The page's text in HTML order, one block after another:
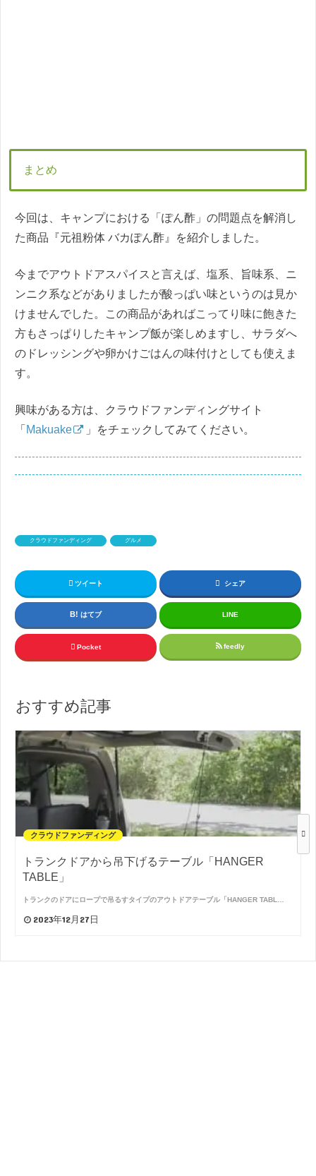
まとめ
今回は、キャンプにおける「ぽん酢」の問題点を解消し
た商品『元祖粉体 バカぽん酢』を紹介しました。
今までアウトドアスパイスと言えば、塩系、旨味系、ニ
ンニク系などがありましたが酸っぱい味というのは見か
けませんでした。この商品があればこってり味に飽きた
方もさっぱりしたキャンプ飯が楽しめますし、サラダへ
のドレッシングや卵かけごはんの味付けとしても使えま
す。
興味がある方は、クラウドファンディングサイト
「 Makuake 」をチェックしてみてください。
クラウドファンディング グルメ
ツイート シェア
はてブ LINE
Pocket feedly
おすすめ記事
クラウドファンディング
トランクドアから吊下げるテーブル「HANGER
TABLE」
トランクのドアにロープで吊るすタイプのアウトドアテーブル「HANGER TABL…
2023年12月27日